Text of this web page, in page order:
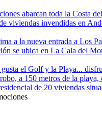
abarcan toda la Costa
viviendas invendidas en
a la nueva entrada a Los
se ubica en La Cala del
gusta el Golf y la Playa...
a 150 metros de la
de 20 viviendas